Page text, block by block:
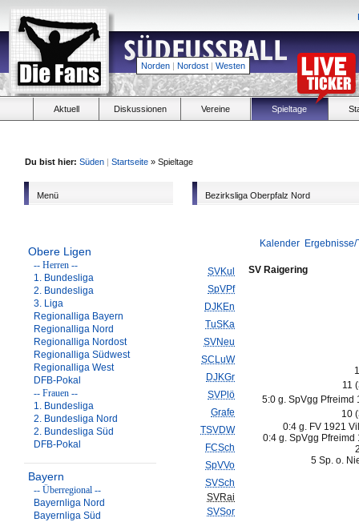
Norden | Nordost | Westen
Aktuell Diskussionen Vereine Spieltage
Du bist hier: Süden | Startseite » Spieltage
Menü
Obere Ligen
-- Herren --
1. Bundesliga
2. Bundesliga
3. Liga
Regionalliga Bayern
Regionalliga Nord
Regionalliga Nordost
Regionalliga Südwest
Regionalliga West
DFB-Pokal
-- Frauen --
1. Bundesliga
2. Bundesliga Nord
2. Bundesliga Süd
DFB-Pokal
Bayern
-- Überregional --
Bayernliga Nord
Bayernliga Süd
Bezirksliga Oberpfalz Nord
Kalender
SVKul
SpVPf
DJKEn
TuSKa
SVNeu
SCLuW
DJKGr
SVPlö
Grafe
TSVDW
FCSch
SpVVo
SVSch
SVRai
SVSor
SV Raigering
11
5:0 g. SpVgg Pfreimd
10
0:4 g. FV 1921
0:4 g. SpVgg Pfreimd
5 Sp. o.